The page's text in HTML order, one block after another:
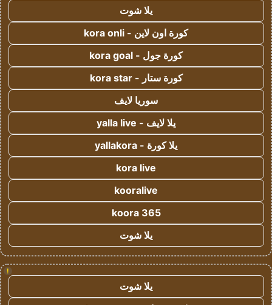
يلا شوت
كورة اون لاين - kora onli
كورة جول - kora goal
كورة ستار - kora star
سوريا لايف
يلا لايف - yalla live
يلا كورة - yallakora
kora live
kooralive
koora 365
يلا شوت
!
يلا شوت